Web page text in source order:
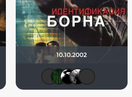
Фрэнк Пинатра
10.10.2002
Валеpий